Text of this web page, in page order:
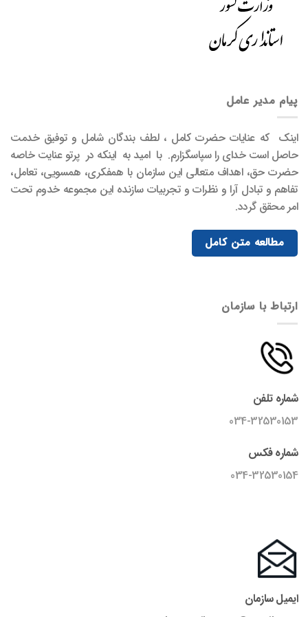
پیام مدیر عامل
اینک که عنایات حضرت کامل ، لطف بندگان شامل و توفیق خدمت
حاصل است خدای را سپاسگزارم. با امید به اینکه در پرتو عنایت خاصه
حضرت حق، اهداف متعالی این سازمان با همفکری، همسویی، تعامل،
تفاهم و تبادل آرا و نظرات و تجربیات سازنده این مجموعه خدوم تحت
امر محقق گردد.
مطالعه متن کامل
ارتباط با سازمان
شماره تلفن
034-32530153
شماره فکس
034-32530154
ایمیل سازمان